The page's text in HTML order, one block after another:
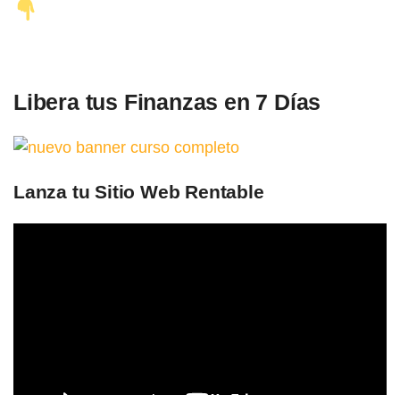
Libera tus Finanzas en 7 Días
Lanza tu Sitio Web Rentable